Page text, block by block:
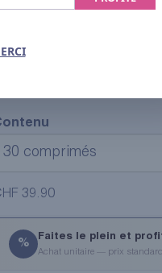
Associées à de la
39.90
%
Faites le plein et
Achat unitaire — prix standard